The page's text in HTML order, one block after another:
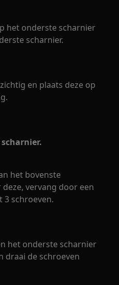
het onderste scharnier
scharnier.
en plaats deze op
het bovenste
vervang door een
3 schroeven.
het onderste scharnier
draai de schroeven